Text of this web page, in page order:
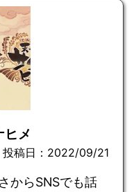
ヒメ
投稿日：2022/09/21
からSNSでも話